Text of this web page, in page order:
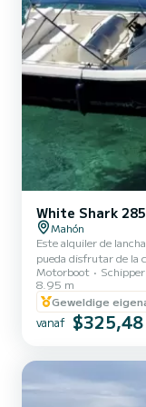
White Shark 285
Mahón
Este alquiler de
pueda disfrutar de la
otra embarcación.
barco en alquiler
Menorca. Con una amplia bañera en popa, con un amplio solfa con
respaldo para al
conducción en popa. En la misma bañera de popa encontrará una
Motorboot
8.95 m
Geweldige
vanaf $325,48